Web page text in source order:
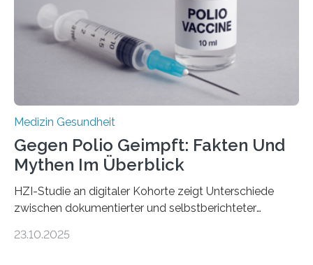
Universitätsklinikum Tübingen haben eine solche
Schwachstelle im Erbgut einer Untergruppe des
Medulloblastoms gefunden. Die Wilhelm Sander-
Stiftung unterstützte das Projekt…
Medizin Gesundheit
Gegen Polio Geimpft: Fakten Und
Mythen Im Überblick
HZI-Studie an digitaler Kohorte zeigt Unterschiede
zwischen dokumentierter und selbstberichteter
Kinderlähmung, ist eine ansteckende Krankheit, die
23.10.2025